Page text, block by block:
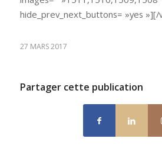
hide_prev_next_buttons= »yes »][/
27 MARS 2017
Partager cette publication